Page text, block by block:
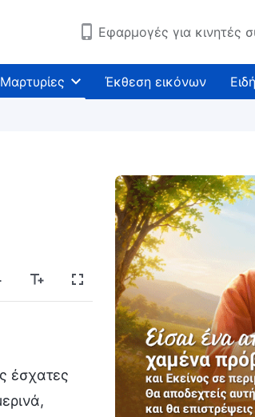
Εφαρμογές για κινητές
Μαρτυρίες Έκθεση εικόνων
έσχατες